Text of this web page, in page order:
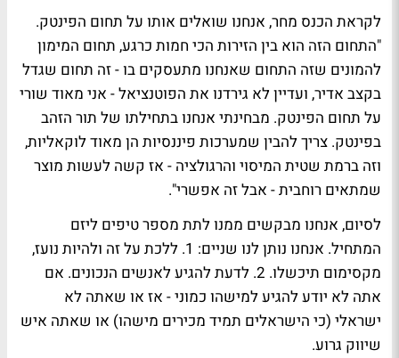
לקראת הכנס מחר, אנחנו שואלים אותו על תחום הפינטק.
"התחום הזה הוא בין הזירות הכי חמות כרגע, תחום המימון
להמונים שזה התחום שאנחנו מתעסקים בו - זה תחום שגדל
בקצב אדיר, ועדיין לא גירדנו את הפוטנציאל - אני מאוד שורי
על תחום הפינטק. מבחינתי אנחנו בתחילתו של תור הזהב
בפינטק. צריך להבין שמערכות פיננסיות הן מאוד לוקאליות,
וזה ברמת שטית המיסוי והרגולציה - אז קשה לעשות מוצר
שמתאים רוחבית - אבל זה אפשרי".
לסיום, אנחנו מבקשים ממנו לתת מספר טיפים ליזם
המתחיל. אנחנו נותן לנו שניים: 1. ללכת על זה ולהיות נועז,
מקסימום תיכשלו. 2. לדעת להגיע לאנשים הנכונים. אם
אתה לא יודע להגיע למישהו כמוני - אז או שאתה לא
ישראלי (כי הישראלים תמיד מכירים מישהו) או שאתה איש
שיווק גרוע.